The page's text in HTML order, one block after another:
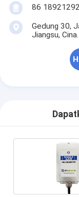
86
Gedung 30,
Jiangsu, Cina.